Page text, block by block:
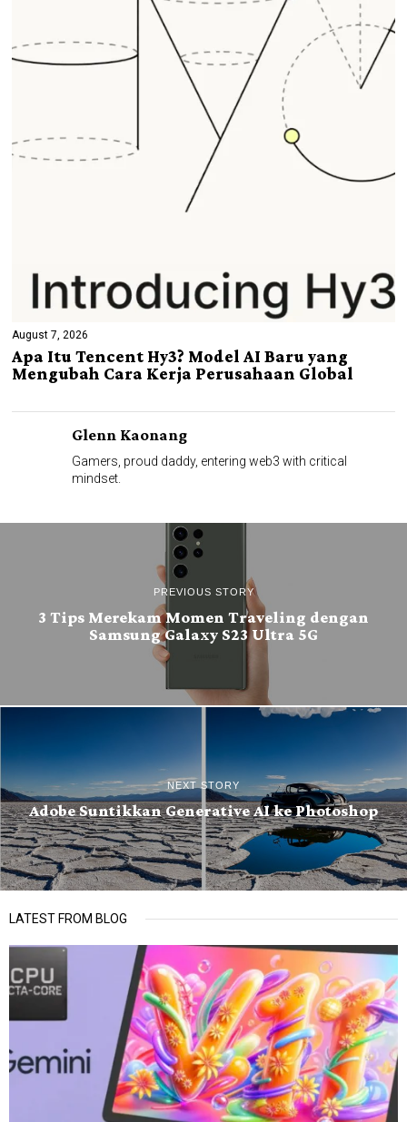
August 7, 2026
Apa Itu Tencent Hy3? Model AI Baru yang
Mengubah Cara Kerja Perusahaan Global
Glenn Kaonang
Gamers, proud daddy, entering web3 with critical
mindset.
PREVIOUS STORY
3 Tips Merekam Momen Traveling dengan
Samsung Galaxy S23 Ultra 5G
NEXT STORY
Adobe Suntikkan Generative AI ke Photoshop
LATEST FROM BLOG